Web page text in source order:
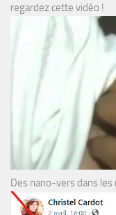
regardez cette vidéo !
Des nano-vers dans les